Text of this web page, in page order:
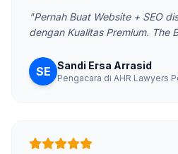
"Pernah Buat Website + SEO
dengan Kualitas Premium. The
SE Sandi Ersa Arrasid
Pengacara di AHR Lawyers